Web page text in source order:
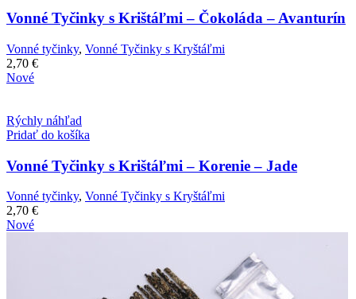
Vonné Tyčinky s Krištáľmi – Čokoláda – Avanturín
Vonné tyčinky, Vonné Tyčinky s Kryštáľmi
2,70 €
Nové
Rýchly náhľad
Pridať do košíka
Vonné Tyčinky s Krištáľmi – Korenie – Jade
Vonné tyčinky, Vonné Tyčinky s Kryštáľmi
2,70 €
Nové